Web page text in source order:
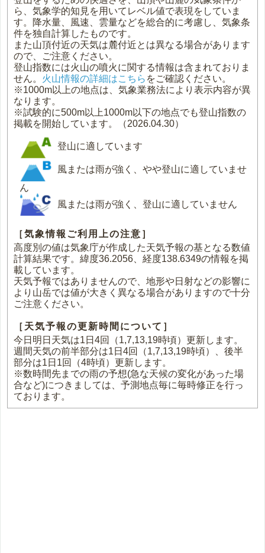
ら、気象学的知見を用いてレベル値で表現をしていま
す。降水量、風速、雲量などを総合的に考慮し、気象条
件を独自計算したものです。
また山頂付近の天気は麓付近とは異なる場合があります
ので、ご注意ください。
登山指数には火山の噴火に関する情報は含まれておりま
せん。 火山情報の詳細はこちら をご確認ください。
※1000m以上の地点は、気象業務法により表示内容が異
なります。
※試験的に500m以上1000m以下の地点でも登山指数の
掲載を開始しています。（2026.04.30）
登山に適しています
風または雨が強く、やや登山に適していませ
ん
風または雨が強く、登山に適していません
［気象情報ご利用上の注意］
高度別の値は気象庁が作成した天気予報の基となる数値
計算結果です。緯度36.2056、経度138.6349の情報を掲
載しています。
天気予報ではありませんので、地形や日射などの影響に
より山岳では値が大きく異なる場合がありますので十分
ご注意ください。
［天気予報の更新時間について］
今日明日天気は1日4回（1,7,13,19時頃）更新します。
週間天気の前半部分は1日4回（1,7,13,19時頃）、後半
部分は1日1回（4時頃）更新します。
※数時間先までの雨の予想(急な天候の変化があった場
合など)につきましては、予測地点毎に毎時修正を行っ
ております。